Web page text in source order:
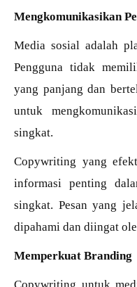
Mengkomunikasikan
Media sosial adalah
Pengguna tidak
yang panjang dan
untuk
singkat.
Copywriting yang
informasi penting
singkat. Pesan yang
dipahami dan diingat
Memperkuat Branding